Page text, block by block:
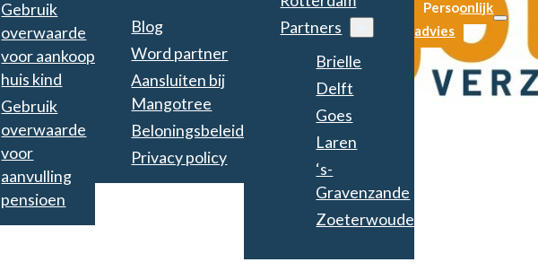
Gebruik
overwaarde
voor aankoop
huis kind
Gebruik
overwaarde
voor
aanvulling
pensioen
Blog
Word partner
Aansluiten bij
Mangotree
Beloningsbeleid
Privacy policy
Partners
Brielle
Delft
Goes
Laren
‘s-
Gravenzande
Zoeterwoude
Persoonlijk
advies